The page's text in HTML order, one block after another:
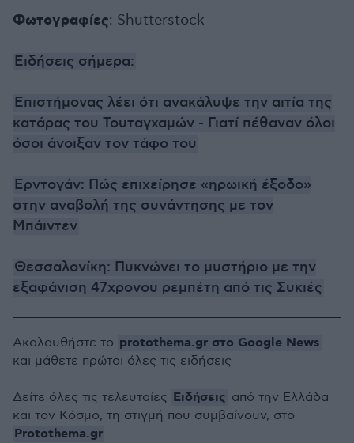
Φωτογραφίες: Shutterstock
Ειδήσεις σήμερα:
Επιστήμονας λέει ότι ανακάλυψε την αιτία της
κατάρας του Τουταγχαμών - Γιατί πέθαναν όλοι
όσοι άνοιξαν τον τάφο του
Ερντογάν: Πώς επιχείρησε «ηρωική έξοδο»
στην αναβολή της συνάντησης με τον
Μπάιντεν
Θεσσαλονίκη: Πυκνώνει το μυστήριο με την
εξαφάνιση 47χρονου ρεμπέτη από τις Συκιές
Ακολουθήστε το protothema.gr στο Google News
και μάθετε πρώτοι όλες τις ειδήσεις
Δείτε όλες τις τελευταίες Ειδήσεις από την Ελλάδα
και τον Κόσμο, τη στιγμή που συμβαίνουν, στο
Protothema.gr